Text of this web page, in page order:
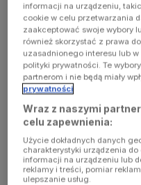
occurred
(see the
browser
console for
more
information)
informacji na urządzeniu,
cookie w celu przetwarzania
zaakceptować swoje wybory
również skorzystać z prawa
uzasadnionego interesu lub
polityki prywatności. Te
partnerom i nie będą miały
prywatności
Wraz z naszymi
celu zapewnienia:
Użycie dokładnych danych
charakterystyki urządzenia
informacji na urządzeniu lub
reklamy i treści, pomiar
ulepszanie usług.